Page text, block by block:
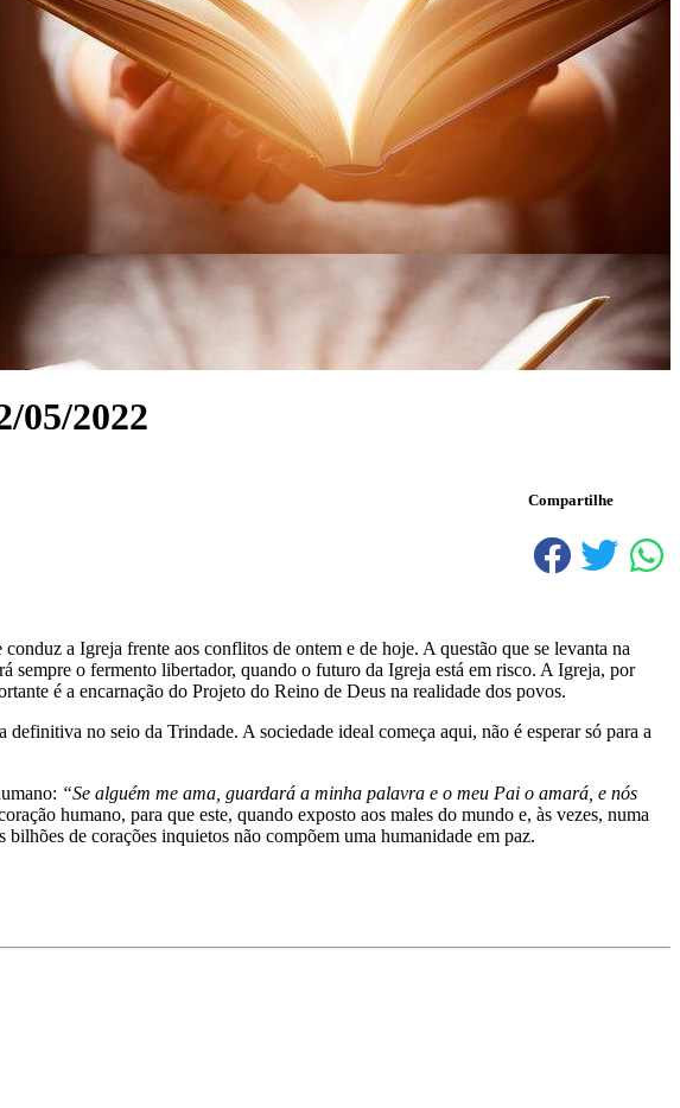
05/2022
Compartilhe
a Igreja frente aos conflitos de ontem e de hoje. A questão que se levanta na
sempre o fermento libertador, quando o futuro da Igreja está em risco. A Igreja, por
é a encarnação do Projeto do Reino de Deus na realidade dos povos.
no seio da Trindade. A sociedade ideal começa aqui, não é esperar só para a
“Se alguém me ama, guardará a minha palavra e o meu Pai o amará, e nós
humano, para que este, quando exposto aos males do mundo e, às vezes, numa
de corações inquietos não compõem uma humanidade em paz.